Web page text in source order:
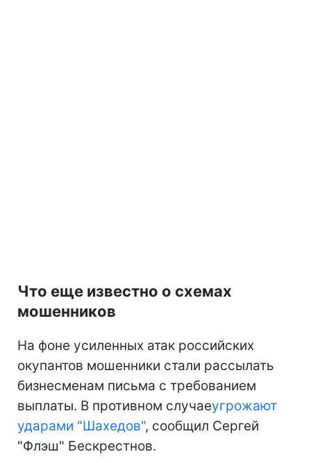
Что еще известно о схемах
мошенников
На фоне усиленных атак российских
окупантов мошенники стали рассылать
бизнесменам письма с требованием
выплаты. В противном случаеугрожают
ударами "Шахедов", сообщил Сергей
"Флэш" Бескрестнов.